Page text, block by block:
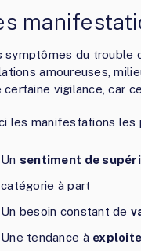
symptômes du trouble
amoureuses,
certaine vigilance, car
les manifestations
Un sentiment de
catégorie à part
Un besoin constant de
Une tendance à